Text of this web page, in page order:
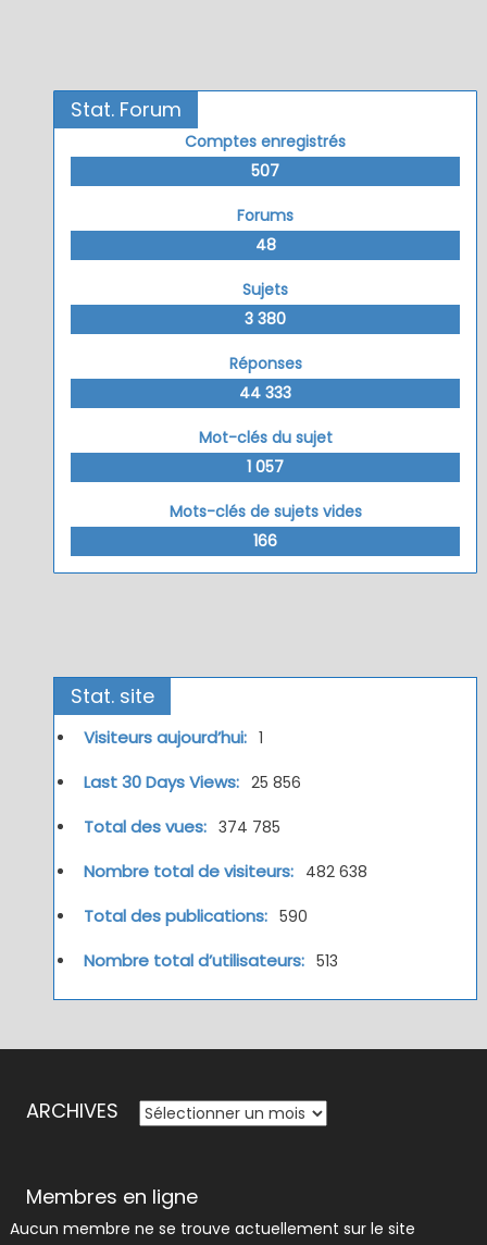
Stat. Forum
Comptes enregistrés
507
Forums
48
Sujets
3 380
Réponses
44 333
Mot-clés du sujet
1 057
Mots-clés de sujets vides
166
Stat. site
Visiteurs aujourd’hui: 1
Last 30 Days Views: 25 856
Total des vues: 374 785
Nombre total de visiteurs: 482 638
Total des publications: 590
Nombre total d’utilisateurs: 513
ARCHIVES ARCHIVES
Membres en ligne
Aucun membre ne se trouve actuellement sur le site